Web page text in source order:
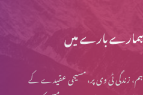
ہمارے بارے میں
ہم، زندگی ٹی وی پر، مسیحی عقیدے کے